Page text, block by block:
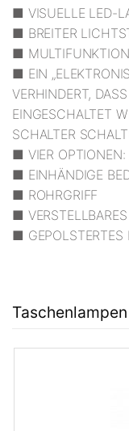
■ VISUELLE LED-
■ BREITER
■
■ EIN
VERHINDERT,
EINGESCHALTET
SCHALTER
■ VIER OPTIONEN:
■ EINHÄNDIGE
■ ROHRGRIFF
■
■ GEPOLSTERTES